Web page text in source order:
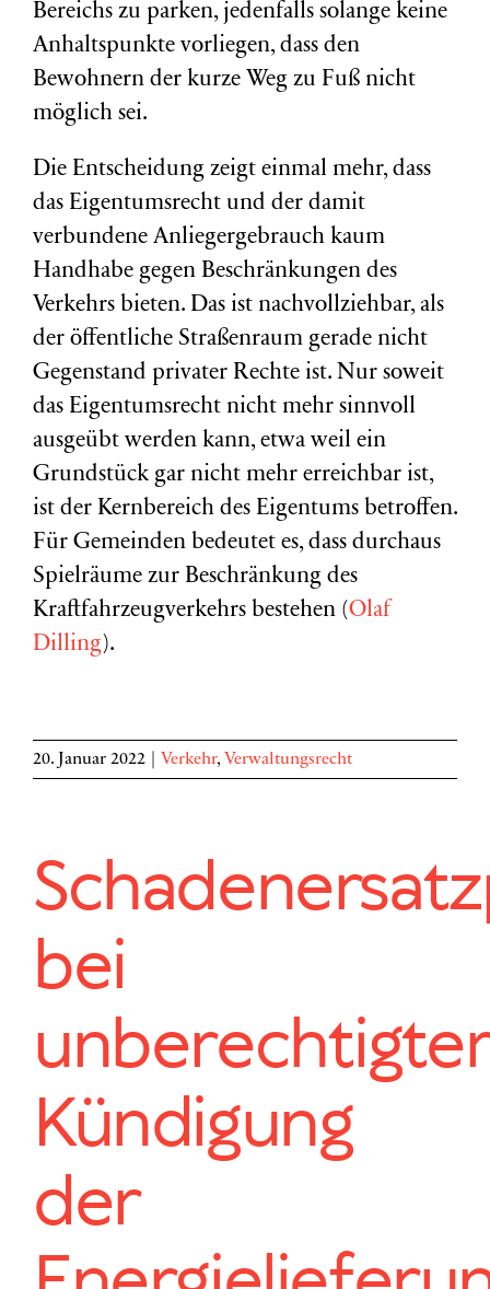
Bereichs zu parken, jedenfalls solange keine
Anhaltspunkte vorliegen, dass den
Bewohnern der kurze Weg zu Fuß nicht
möglich sei.
Die Entscheidung zeigt einmal mehr, dass
das Eigentumsrecht und der damit
verbundene Anliegergebrauch kaum
Handhabe gegen Beschränkungen des
Verkehrs bieten. Das ist nachvollziehbar, als
der öffentliche Straßenraum gerade nicht
Gegenstand privater Rechte ist. Nur soweit
das Eigentumsrecht nicht mehr sinnvoll
ausgeübt werden kann, etwa weil ein
Grundstück gar nicht mehr erreichbar ist,
ist der Kernbereich des Eigentums betroffen.
Für Gemeinden bedeutet es, dass durchaus
Spielräume zur Beschränkung des
Kraftfahrzeugverkehrs bestehen (Olaf
Dilling).
20. Januar 2022 Verkehr, Verwaltungsrecht
bei
unberechtigter
Kündigung
der